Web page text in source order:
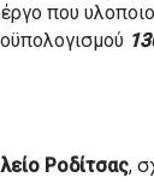
που
Ροδίτσας,